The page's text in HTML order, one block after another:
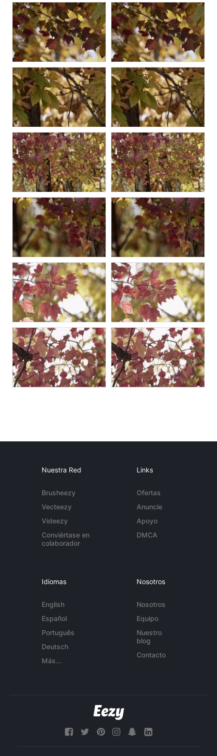
Nuestra Red
Brusheezy
Vecteezy
Videezy
Conviértase en
colaborador
Links
Ofertas
Anuncie
Apoyo
DMCA
Idiomas
English
Español
Português
Deutsch
Más...
Nosotros
Nosotros
Equipo
Nuestro
blog
Contacto